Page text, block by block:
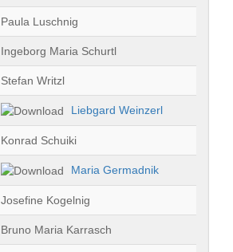
Paula Luschnig
Ingeborg Maria Schurtl
Stefan Writzl
Liebgard Weinzerl
Konrad Schuiki
Maria Germadnik
Josefine Kogelnig
Bruno Maria Karrasch